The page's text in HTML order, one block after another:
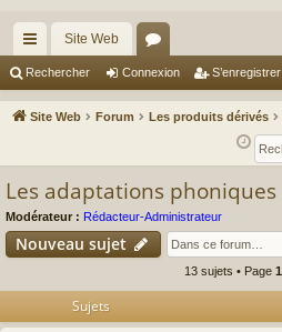
cc
ès
Site Web
or
u
Rechercher Connexion S’enregistrer
Site Web Forum Les produits dérivés
Les adaptations phoniques
Modérateur : Rédacteur-Administrateur
Nouveau sujet
13 sujets • Page 1
Sujets